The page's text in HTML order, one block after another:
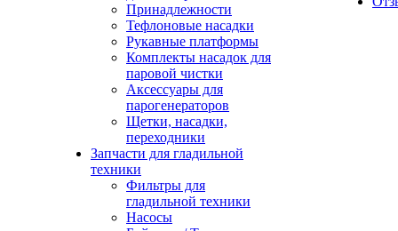
Принадлежности
Тефлоновые насадки
Рукавные платформы
Комплекты насадок для
паровой чистки
Аксессуары для
парогенераторов
Щетки, насадки,
переходники
Запчасти для гладильной
техники
Фильтры для
гладильной техники
Насосы